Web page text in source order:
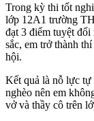
Trong kỳ thi tốt
lớp 12A1 trường
đạt 3 điểm tuyệt
sắc, em trở thành
hội.
Kết quả là nỗ lực
nghèo nên em
vở và thầy cô trên